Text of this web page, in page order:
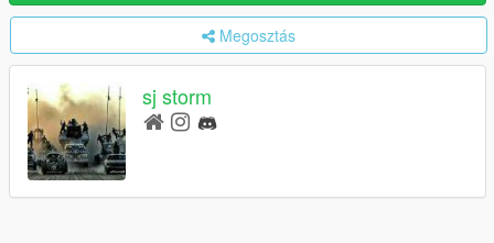
Megosztás
sj storm